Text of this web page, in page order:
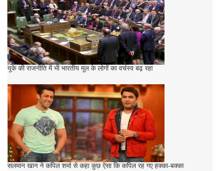
यूके की राजनीति में भी भारतीय मूल के लोगों का वर्चस्व बढ़ रहा
सलमान खान ने कपिल शर्मा से कहा कुछ ऐसा कि कपिल रह गए हक्का-बक्का